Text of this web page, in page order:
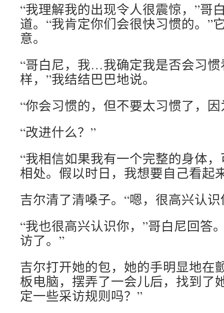
“我理解我的出现令人很震惊，”哥
道。“我肯定你们会很快习惯的。”
意。
“哥白尼，我…我确定我是否会习
样，”我结结巴巴地说。
“你会习惯的，但不要太习惯了，
“改进什么？”
“我相信如果我有一个完整的身体
相处。假以时日，我想要自己看起
吉尔清了清嗓子。“嗯，很高兴认
“我也很高兴认识你，”哥白尼回答
访了。”
吉尔打开她的包，她的手明显地在
板电脑，摆弄了一会儿后，找到了
定一些采访规则吗？”